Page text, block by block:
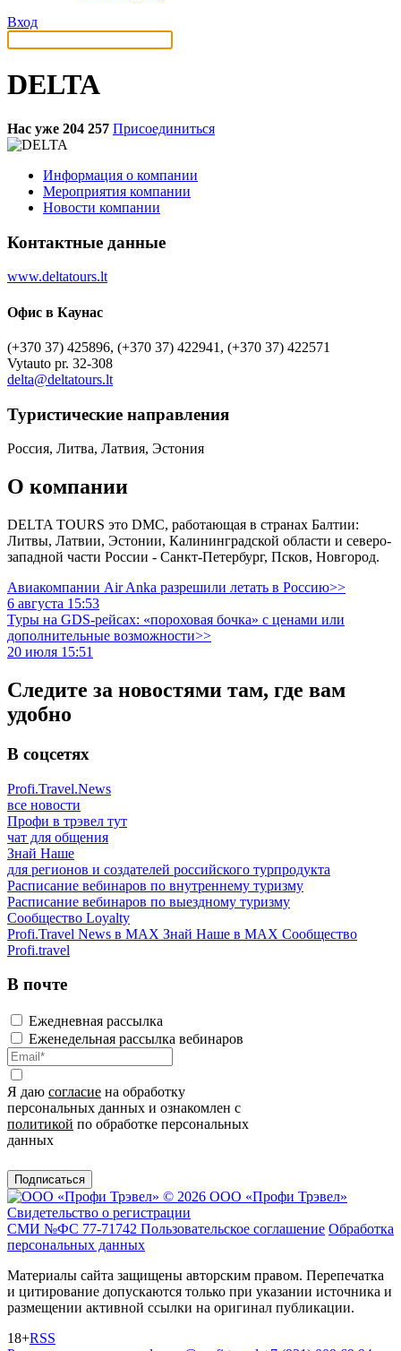
Вход
DELTA
Нас уже 204 257 Присоединиться
Информация о компании
Мероприятия компании
Новости компании
Контактные данные
www.deltatours.lt
Офис в Каунас
(+370 37) 425896, (+370 37) 422941, (+370 37) 422571
Vytauto pr. 32-308
delta@deltatours.lt
Туристическиe направления
Россия, Литва, Латвия, Эстония
О компании
DELTA TOURS это DMC, работающая в странах Балтии:
Литвы, Латвии, Эстонии, Калининградской области и северо-
западной части России - Санкт-Петербург, Псков, Новгород.
Авиакомпании Air Anka разрешили летать в Россию>>
6 августа 15:53
Туры на GDS-рейсах: «пороховая бочка» с ценами или
дополнительные возможности>>
20 июля 15:51
Следите за новостями там, где вам
удобно
В соцсетях
Profi.Travel.News
все новости
Профи в трэвел тут
чат для общения
Знай Наше
для регионов и создателей российского турпродукта
Расписание вебинаров по внутреннему туризму
Расписание вебинаров по выездному туризму
Сообщество Loyalty
Profi.Travel News в MAX Знай Наше в MAX Сообщество
Profi.travel
В почте
Ежедневная рассылка
Еженедельная рассылка вебинаров
Я даю согласие на обработку
персональных данных и ознакомлен с
политикой по обработке персональных
данных
Подписаться
© 2026 ООО «Профи Трэвeл»
Свидетельство о регистрации
СМИ №ФС 77-71742 Пользовательское соглашение Обработка
персональных данных
Материалы сайта защищены авторским правом. Перепечатка
и цитирование допускаются только при указании источника и
размещении активной ссылки на оригинал публикации.
18+RSS